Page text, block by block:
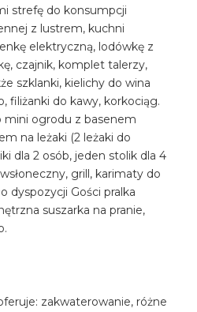
strefę do konsumpcji
z lustrem, kuchni
elektryczną, lodówkę z
czajnik, komplet talerzy,
szklanki, kielichy do wina
filiżanki do kawy, korkociąg.
mini ogrodu z basenem
na leżaki (2 leżaki do
dla 2 osób, jeden stolik dla 4
grill, karimaty do
dyspozycji Gości pralka
suszarka na pranie,
zakwaterowanie, różne